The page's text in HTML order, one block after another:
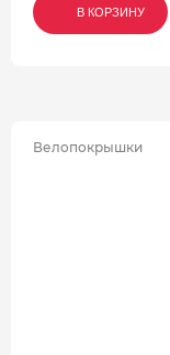
В КОРЗИНУ
В КОРЗИНУ
В КОРЗИНУ
Велопокрышки